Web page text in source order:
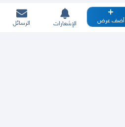
أضف عرض الإشعارات الرسائل